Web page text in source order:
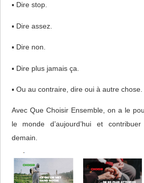
▪ Dire stop.
▪ Dire assez.
▪ Dire non.
▪ Dire plus jamais ça.
▪ Ou au contraire, dire oui à autre chose.
Avec Que Choisir Ensemble, on a le
le monde d’aujourd’hui et
demain.